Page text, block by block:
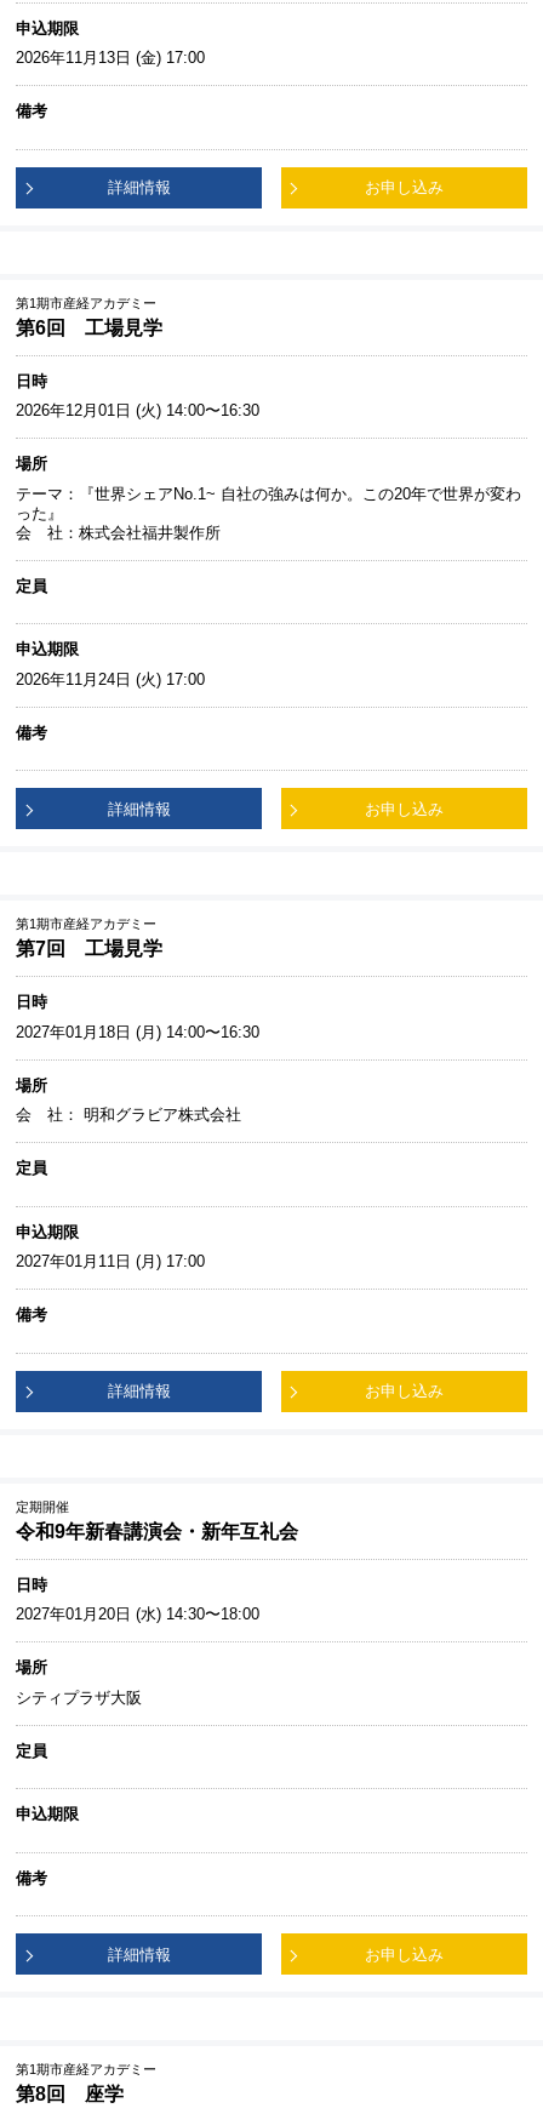
申込期限
2026年11月13日 (金) 17:00
備考
詳細情報 お申し込み
第1期市産経アカデミー
第6回 工場見学
日時
2026年12月01日 (火) 14:00〜16:30
場所
テーマ：『世界シェアNo.1~ 自社の強みは何か。この20年で世界が変わ
った』
会 社：株式会社福井製作所
定員
申込期限
2026年11月24日 (火) 17:00
備考
詳細情報 お申し込み
第1期市産経アカデミー
第7回 工場見学
日時
2027年01月18日 (月) 14:00〜16:30
場所
会 社： 明和グラビア株式会社
定員
申込期限
2027年01月11日 (月) 17:00
備考
詳細情報 お申し込み
定期開催
令和9年新春講演会・新年互礼会
日時
2027年01月20日 (水) 14:30〜18:00
場所
シティプラザ大阪
定員
申込期限
備考
詳細情報 お申し込み
第1期市産経アカデミー
第8回 座学